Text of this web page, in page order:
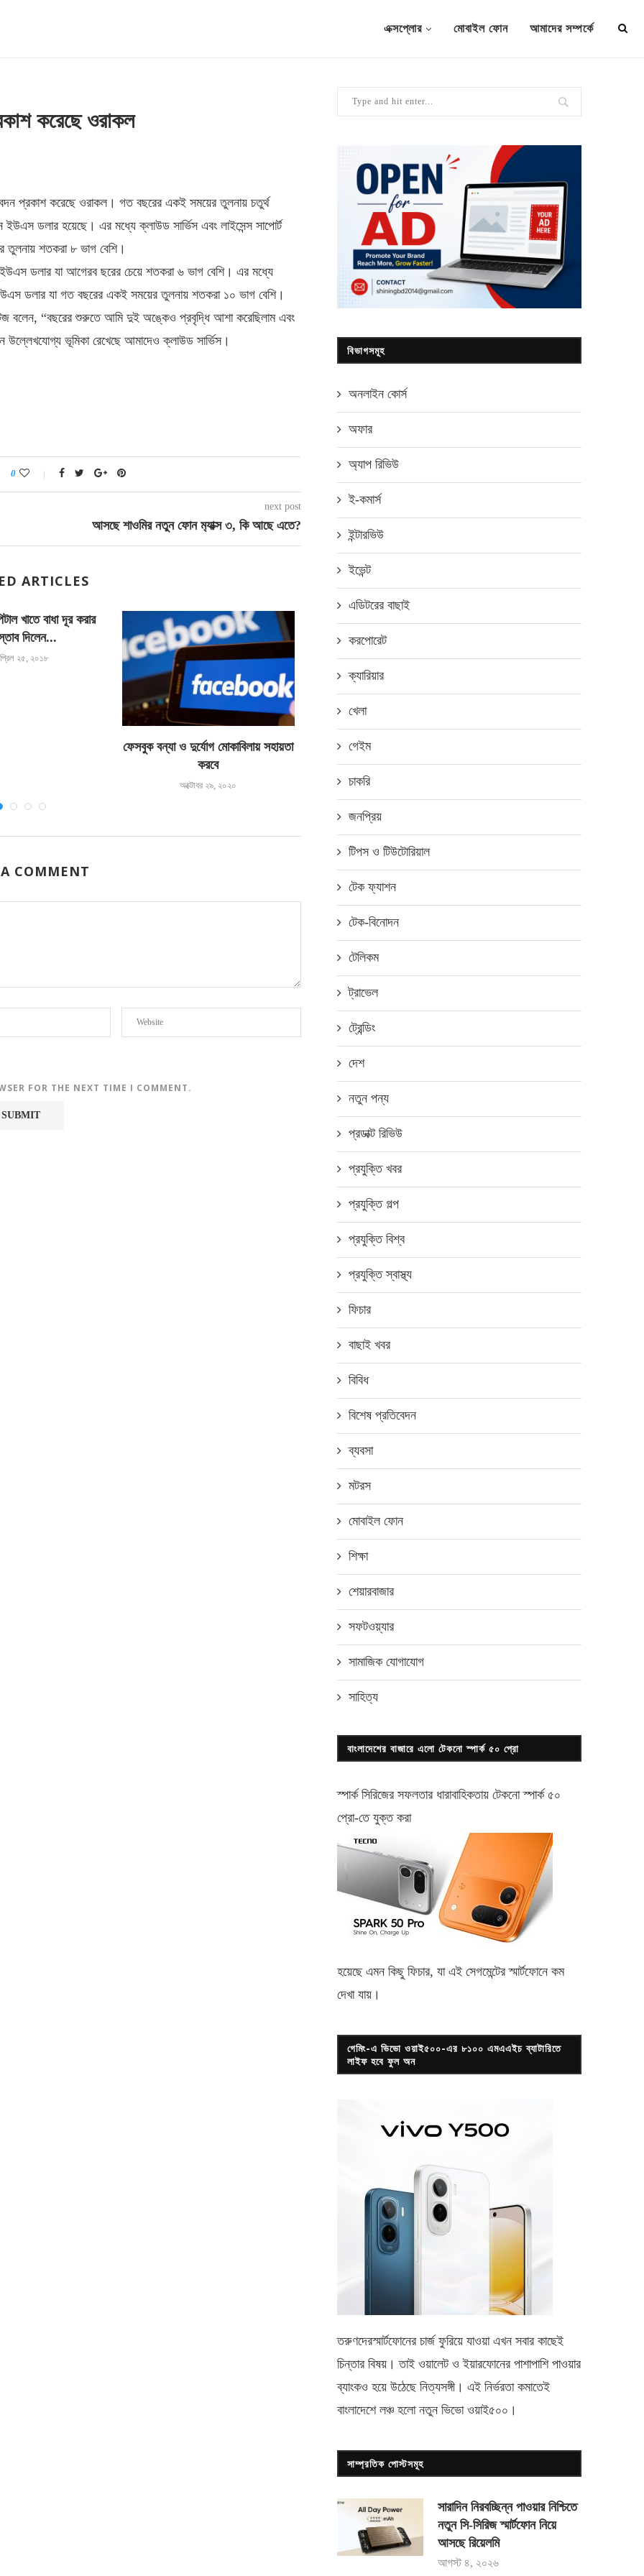
এক্সপ্লোর মোবাইল ফোন আমাদের সম্পর্কে
করেছে ওরাকল
প্রকাশ করেছে ওরাকল। গত বছরের একই সময়ের তুলনায় চতুর্থ
ইউএস ডলার হয়েছে। এর মধ্যে ক্লাউড সার্ভিস এবং লাইসেন্স সাপোর্ট
শতকরা ৮ ভাগ বেশি।
ইউএস ডলার যা আগেরব ছরের চেয়ে শতকরা ৬ ভাগ বেশি। এর মধ্যে
ডলার যা গত বছরের একই সময়ের তুলনায় শতকরা ১০ ভাগ বেশি।
বলেন, “বছরের শুরুতে আমি দুই অঙ্কেও প্রবৃদ্ধি আশা করেছিলাম এবং
উল্লেখযোগ্য ভূমিকা রেখেছে আমাদেও ক্লাউড সার্ভিস।
0
next post
আসছে শাওমির নতুন ফোন ম‍্যাক্স ৩, কি আছে এতে?
ARTICLES
খাতে বাধা দূর করার
দিলেন...
২৫, ২০১৮
ফেসবুক বন্যা ও দুর্যোগ মোকাবিলায় সহায়তা
করবে
অক্টোবর ২৯, ২০২০
হুয়াওয়ের তিন মাসে ২৫.৭ বিলিয়ন মার্কিন
ডলার আয়
এপ্রিল ২৩, ২০২০
তথ্যপ্রযুক্তি মন্ত্রী
COMMENT
FOR THE NEXT TIME I COMMENT.
বিভাগসমূহ
অনলাইন কোর্স
অফার
অ্যাপ রিভিউ
ই-কমার্স
ইন্টারভিউ
ইভেন্ট
এডিটরের বাছাই
করপোরেট
ক্যারিয়ার
খেলা
গেইম
চাকরি
জনপ্রিয়
টিপস ও টিউটোরিয়াল
টেক ফ্যাশন
টেক-বিনোদন
টেলিকম
ট্রাভেল
ট্রেন্ডিং
দেশ
নতুন পন্য
প্রডাক্ট রিভিউ
প্রযুক্তি খবর
প্রযুক্তি গল্প
প্রযুক্তি বিশ্ব
প্রযুক্তি স্বাস্থ্য
ফিচার
বাছাই খবর
বিবিধ
বিশেষ প্রতিবেদন
ব্যবসা
মটরস
মোবাইল ফোন
শিক্ষা
শেয়ারবাজার
সফটওয়্যার
সামাজিক যোগাযোগ
সাহিত্য
বাংলাদেশের বাজারে এলো টেকনো স্পার্ক ৫০ প্রো
স্পার্ক সিরিজের সফলতার ধারাবাহিকতায় টেকনোস্পার্ক ৫০
প্রো-তে যুক্ত করা
হয়েছে এমন কিছু ফিচার, যা এই সেগমেন্টের স্মার্টফোনে কম
দেখা যায়।
গেমিং-এ ভিভো ওয়াই৫০০-এর ৮১০০ এমএএইচ ব্যাটারিতে
লাইফ হবে ফুল অন
তরুণদেরস্মার্টফোনের চার্জ ফুরিয়ে যাওয়া এখন সবার কাছেই
চিন্তার বিষয়। তাই ওয়ালেট ও ইয়ারফোনের পাশাপাশি পাওয়ার
ব্যাংকও হয়ে উঠেছে নিত্যসঙ্গী। এই নির্ভরতা কমাতেই
বাংলাদেশে লঞ্চ হলো নতুন ভিভো ওয়াই৫০০ ।
সাম্প্রতিক পোস্টসমূহ
সারাদিন নিরবচ্ছিন্ন পাওয়ার নিশ্চিতে
নতুন সি-সিরিজ স্মার্টফোন নিয়ে
আসছে রিয়েলমি
আগস্ট ৪, ২০২৬